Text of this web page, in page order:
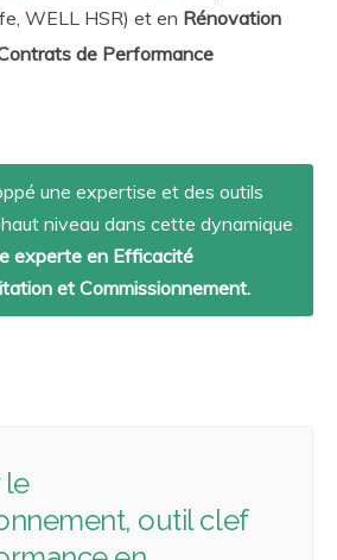
WELL HSR) et en Rénovation
de Performance
une expertise et des outils
niveau dans cette dynamique
experte en Efficacité
et Commissionnement.
le
outil clef